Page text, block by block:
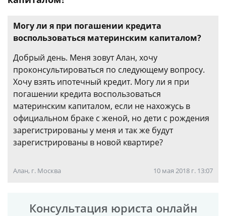
Могу ли я при погашении кредита
воспользоваться материнским капиталом?
Добрый день. Меня зовут Алан, хочу
проконсультироваться по следующему вопросу.
Хочу взять ипотечный кредит. Могу ли я при
погашении кредита воспользоваться
материнским капиталом, если не нахожусь в
официальном браке с женой, но дети с рождения
зарегистрированы у меня и так же будут
зарегистрированы в новой квартире?
Алан, г. Москва 10 мая 2018 г. 13:07
Консультация юриста онлайн